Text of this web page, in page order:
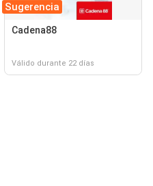
Sugerencia
Cadena88
Válido durante 22 días